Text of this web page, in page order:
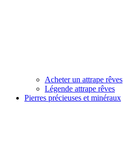
Acheter un attrape rêves
Légende attrape rêves
Pierres précieuses et minéraux